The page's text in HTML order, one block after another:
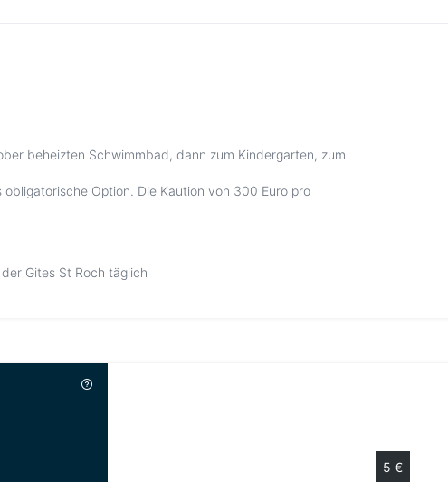
beheizten Schwimmbad, dann zum Kindergarten, zum
Option. Die Kaution von 300 Euro pro
Gites St Roch täglich
5 €